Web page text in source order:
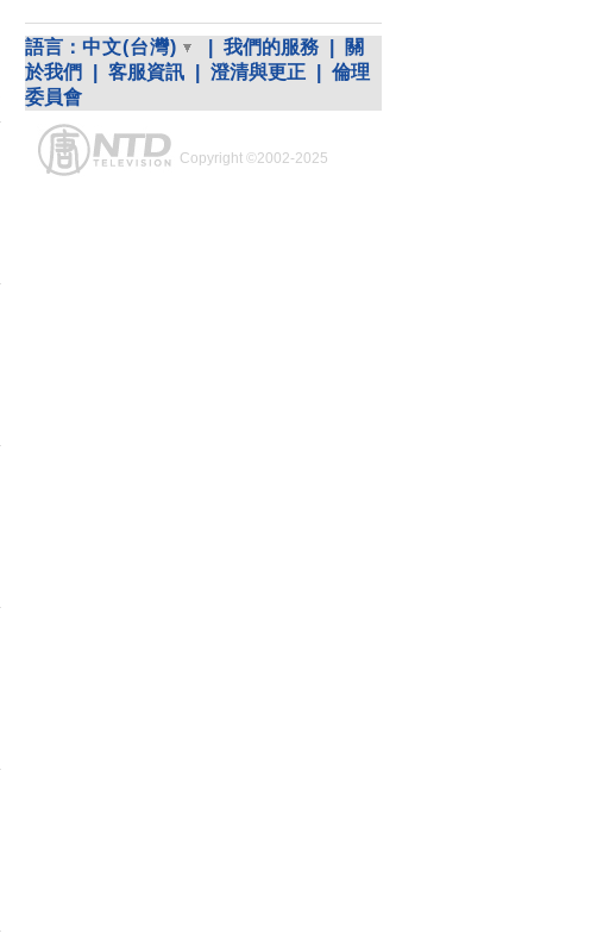
語言： 中文(台灣) 我們的服務
關
於我們
客服資訊 澄清與更正
倫理
委員會
Copyright ©2002-2025